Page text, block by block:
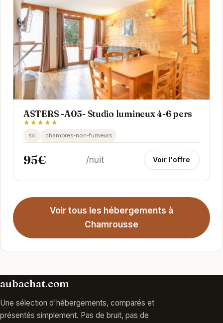
ASTERS -A05- Studio lumineux 4-6 pers
★★★★★
ski chambres-non-fumeurs
95€ /nuit Voir l'offre
Voir tous les hébergements à
Chamrousse
aubachat.com
Une sélection d'hébergements, comparés et
présentés simplement. Pas de bruit, pas de